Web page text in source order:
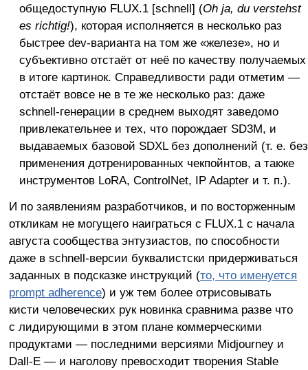
общедоступную FLUX.1 [schnell] (Oh ja, du verstehst
es richtig!), которая исполняется в несколько раз
быстрее dev-варианта на том же «железе», но и
субъективно отстаёт от неё по качеству получаемых
в итоге картинок. Справедливости ради отметим —
отстаёт вовсе не в те же несколько раз: даже
schnell-генерации в среднем выходят заведомо
привлекательнее и тех, что порождает SD3M, и
выдаваемых базовой SDXL без дополнений (т. е. без
применения дотренированных чекпойнтов, а также
инструментов LoRA, ControlNet, IP Adapter и т. п.).
И по заявлениям разработчиков, и по восторженным
откликам не могущего наиграться с FLUX.1 с начала
августа сообщества энтузиастов, по способности
даже в schnell-версии буквалистски придерживаться
заданных в подсказке инструкций (то, что именуется
prompt adherence) и уж тем более отрисовывать
кисти человеческих рук новинка сравнима разве что
с лидирующими в этом плане коммерческими
продуктами — последними версиями Midjourney и
Dall-E — и наголову превосходит творения Stable